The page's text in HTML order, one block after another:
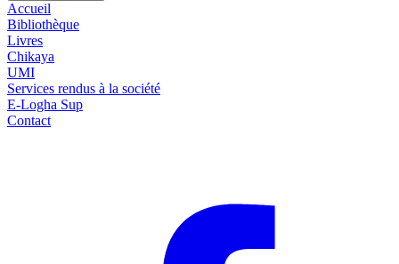
Accueil
Bibliothèque
Livres
Chikaya
UMI
Services rendus à la société
E-Logha Sup
Contact